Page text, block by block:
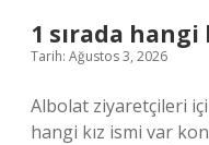
1 sırada hangi
Tarih: Ağustos 3, 2026
Albolat ziyaretçileri
hangi kız ismi var